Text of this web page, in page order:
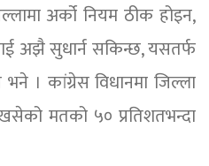
अर्को नियम ठीक होइन,
अझै सुधार्न सकिन्छ, यसतर्फ
। कांग्रेस विधानमा जिल्ला
मतको ५० प्रतिशतभन्दा